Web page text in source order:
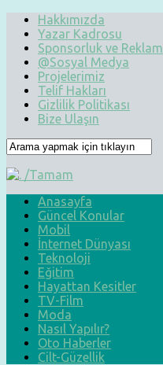
Hakkımızda
Yazar Kadrosu
Sponsorluk ve Reklam
@Sosyal Medya
Projelerimiz
Telif Hakları
Gizlilik Politikası
Bize Ulaşın
Anasayfa
Güncel Konular
Mobil
İnternet Dünyası
Teknoloji
Eğitim
Hayattan Kesitler
TV-Film
Moda
Nasıl Yapılır?
Oto Haberler
Cilt-Güzellik